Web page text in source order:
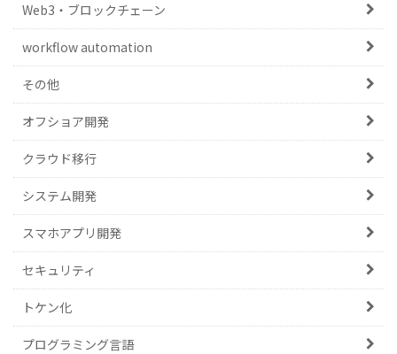
Web3・ブロックチェーン
workflow automation
その他
オフショア開発
クラウド移行
システム開発
スマホアプリ開発
セキュリティ
トケン化
プログラミング言語